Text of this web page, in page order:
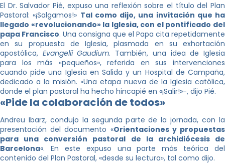
El Dr. Salvador Pié, expuso una reflexión sobre el título del Plan
Pastoral: «¡Salgamos!» Tal como dijo, una invitación que ha
llegado «revolucionando» la Iglesia, con el pontificado del
papa Francisco. Una consigna que el Papa cita repetidamente
en su propuesta de Iglesia, plasmada en su exhortación
apostólica, Evangelii Gaudium. También, una idea de Iglesia
para los más «pequeños», referida en sus intervenciones
cuando pide una Iglesia en Salida y un Hospital de Campaña,
dedicado a la misión. «Una etapa nueva de la Iglesia católica,
donde el plan pastoral ha hecho hincapié en «¡Salir!»-, dijo Pié.
«Pide la colaboración de todos»
Andreu Ibarz, condujo la segunda parte de la jornada, con la
presentación del documento «Orientaciones y propuestas
para una conversión pastoral de la archidiócesis de
Barcelona«. En este expuso una parte más teórica del
contenido del Plan Pastoral, «desde su lectura», tal como dijo.